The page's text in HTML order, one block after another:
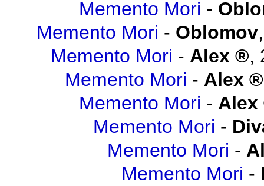
Memento Mori -
Memento Mori - Oblomov
Memento Mori - Alex ,
Memento Mori - Alex
Memento Mori - Alex
Memento Mori -
Memento Mori -
Memento Mori -